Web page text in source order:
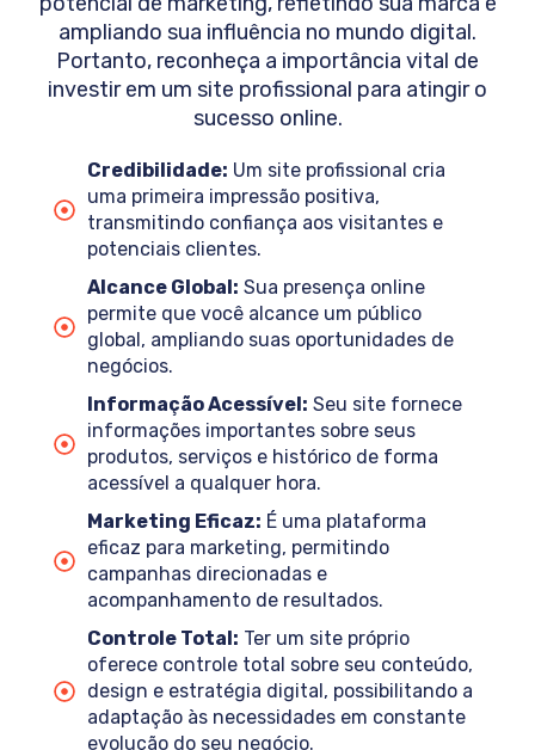
ampliando sua influência no mundo digital.
Portanto, reconheça a importância vital de
investir em um site profissional para atingir o
sucesso online.
Credibilidade: Um site profissional cria
uma primeira impressão positiva,
transmitindo confiança aos visitantes e
potenciais clientes.
Alcance Global: Sua presença online
permite que você alcance um público
global, ampliando suas oportunidades de
negócios.
Informação Acessível: Seu site fornece
informações importantes sobre seus
produtos, serviços e histórico de forma
acessível a qualquer hora.
Marketing Eficaz: É uma plataforma
eficaz para marketing, permitindo
campanhas direcionadas e
acompanhamento de resultados.
Controle Total: Ter um site próprio
oferece controle total sobre seu conteúdo,
design e estratégia digital, possibilitando a
adaptação às necessidades em constante
evolução do seu negócio.